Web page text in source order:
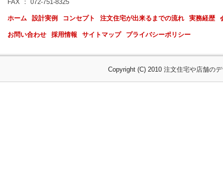
FAX ： 072-751-8325
ホーム 設計実例 コンセプト 注文住宅が出来るまでの流れ 実務経歴
お問い合わせ 採用情報 サイトマップ プライバシーポリシー
Copyright (C) 2010 注文住宅や店舗の